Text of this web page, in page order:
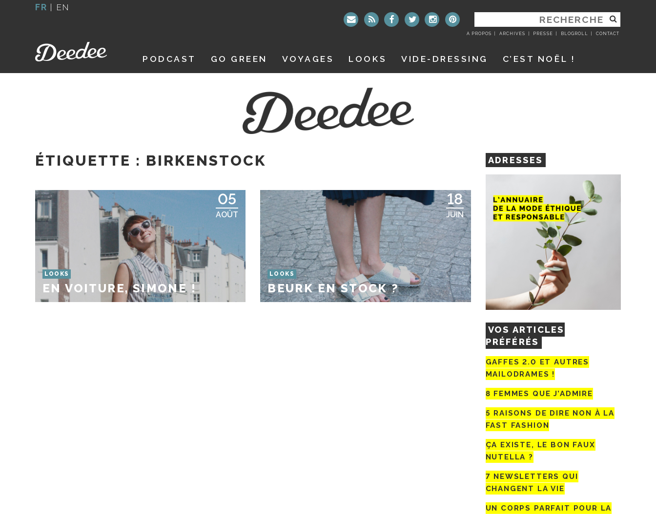
FR | EN
RECHERCHER
:
A PROPOS ARCHIVES PRESSE BLOGROLL CONTACT
PODCAST GO GREEN VOYAGES LOOKS VIDE-DRESSING C’EST NOËL !
ÉTIQUETTE : BIRKENSTOCK
05
AOÛT
LOOKS
EN VOITURE, SIMONE !
18
JUIN
LOOKS
BEURK EN STOCK ?
ADRESSES
VOS ARTICLES
PRÉFÉRÉS
GAFFES 2.0 ET AUTRES
MAILODRAMES !
8 FEMMES QUE J’ADMIRE
5 RAISONS DE DIRE NON À LA
FAST FASHION
ÇA EXISTE, LE BON FAUX
NUTELLA ?
7 NEWSLETTERS QUI
CHANGENT LA VIE
UN CORPS PARFAIT POUR LA